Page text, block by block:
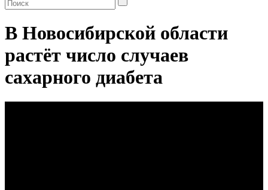
В Новосибирской области
растёт число случаев
сахарного диабета